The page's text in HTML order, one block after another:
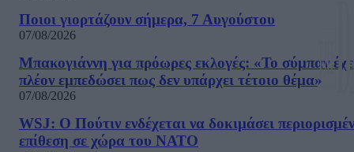
Ποιοι γιορτάζουν σήμερα, 7 Αυγούστου
07/08/2026
Μπακογιάννη για πρόωρες εκλογές: «Το σύμπαν
πλέον εμπεδώσει πως δεν υπάρχει τέτοιο θέμα»
07/08/2026
WSJ: Ο Πούτιν ενδέχεται να δοκιμάσει
επίθεση σε χώρα του ΝΑΤΟ